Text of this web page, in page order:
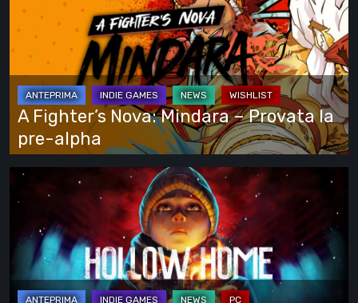
vede
tutto
Nova:
Mindara
Provata
la
alpha
A Fighter’s Nova: Mindara – Provata la
pre-alpha
Hollow
Home
Anteprima:
l’ultimo
giorno